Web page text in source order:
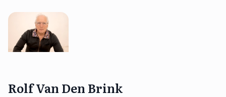
Rolf Van Den Brink